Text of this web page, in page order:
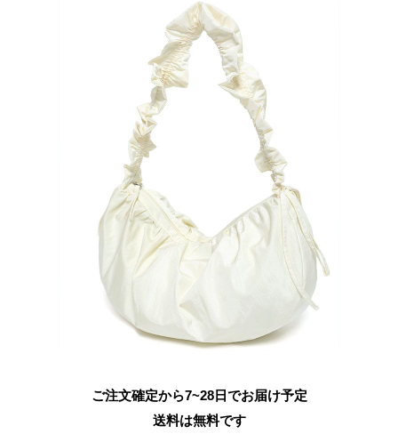
ご注文確定から7~28日でお届け予定
送料は無料です